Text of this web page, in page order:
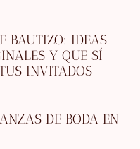
BAUTIZO: IDEAS
Y QUE SÍ
INVITADOS
DE BODA EN